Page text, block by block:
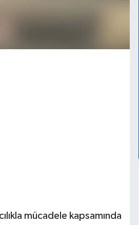
mücadele kapsamında